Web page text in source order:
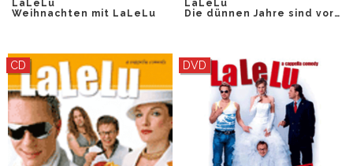
LaLeLu
Weihnachten mit LaLeLu
LaLeLu
Die dünnen Jahre sind vorbei
CD DVD